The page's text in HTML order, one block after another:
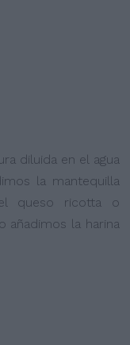
diluida en el agua
la mantequilla
queso ricotta o
añadimos la harina